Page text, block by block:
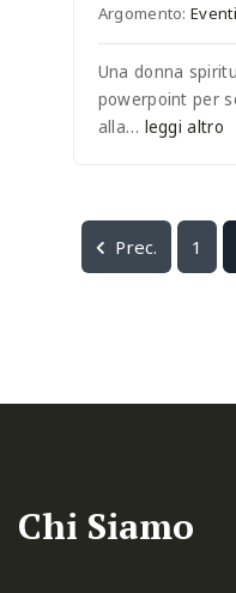
Argomento:
Una donna
powerpoint per
alla… leggi altro
Prec. 1
Chi Siamo